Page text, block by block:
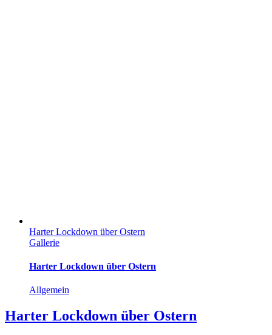
Harter Lockdown über Ostern
Gallerie
Harter Lockdown über Ostern
Allgemein
Harter Lockdown über Ostern